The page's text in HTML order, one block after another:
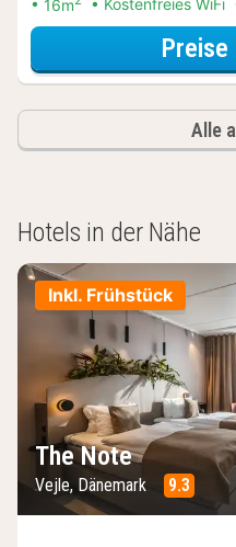
16m Kostenfreies WiFi
Preise
Alle
Hotels in der Nähe
Inkl. Frühstück
The Note
Vejle, Dänemark 9.3